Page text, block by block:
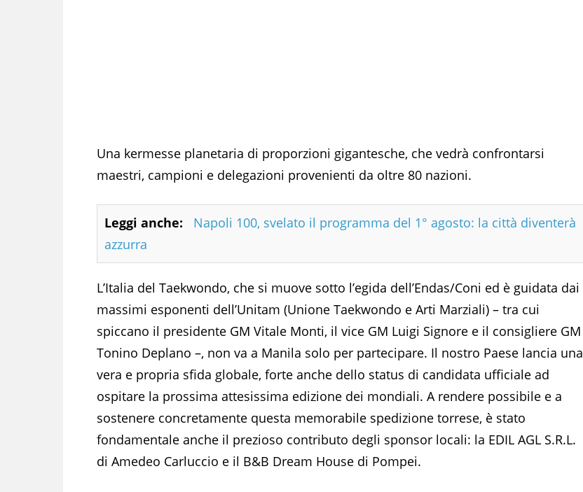
Una kermesse planetaria di proporzioni gigantesche, che vedrà confrontarsi
maestri, campioni e delegazioni provenienti da oltre 80 nazioni.
Leggi anche:
Napoli 100, svelato il programma del 1° agosto: la città diventerà
azzurra
L’Italia del Taekwondo, che si muove sotto l’egida dell’Endas/Coni ed è guidata dai
massimi esponenti dell’Unitam (Unione Taekwondo e Arti Marziali) – tra cui
spiccano il presidente GM Vitale Monti, il vice GM Luigi Signore e il consigliere GM
Tonino Deplano –, non va a Manila solo per partecipare. Il nostro Paese lancia una
vera e propria sfida globale, forte anche dello status di candidata ufficiale ad
ospitare la prossima attesissima edizione dei mondiali. A rendere possibile e a
sostenere concretamente questa memorabile spedizione torrese, è stato
fondamentale anche il prezioso contributo degli sponsor locali: la EDIL AGL S.R.L.
di Amedeo Carluccio e il B&B Dream House di Pompei.